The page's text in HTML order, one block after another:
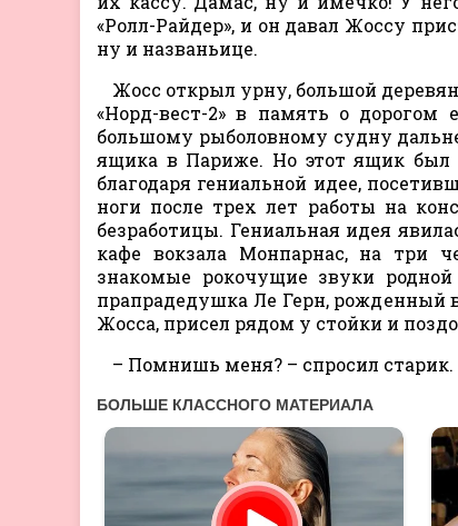
«Ролл-Райдер», и он давал Жоссу
ну и названьице.
Жосс открыл урну, большой
«Норд-вест-2» в память о дорогом
большому рыболовному судну
ящика в Париже. Но этот ящик был
благодаря гениальной идее,
ноги после трех лет работы на
безработицы. Гениальная идея
кафе вокзала Монпарнас, на три
знакомые рокочущие звуки
прапрадедушка Ле Герн, рожденный
Жосса, присел рядом у стойки и
– Помнишь меня? – спросил старик.